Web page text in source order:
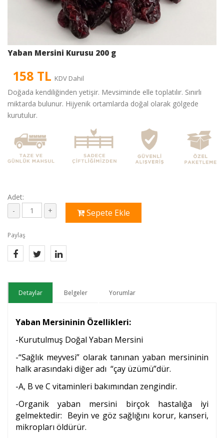
Yaban Mersini Kurusu 200 g
158 TL KDV Dahil
Doğada kendiliğinden yetişir. Mevsiminde elle toplatılır. Sınırlı
miktarda bulunur. Hijyenik ortamlarda doğal olarak gölgede
kurutulur.
Adet:
Sepete Ekle
Paylaş
Detaylar Belgeler Yorumlar
Yaban Mersininin Özellikleri:
-Kurutulmuş Doğal Yaban Mersini
-“Sağlık meyvesi” olarak tanınan yaban mersininin
halk arasındaki diğer adı “çay üzümü”dür.
-A, B ve C vitaminleri bakımından zengindir.
-Organik yaban mersini birçok hastalığa iyi
gelmektedir: Beyin ve göz sağlığını korur, kanseri,
mikropları öldürür.